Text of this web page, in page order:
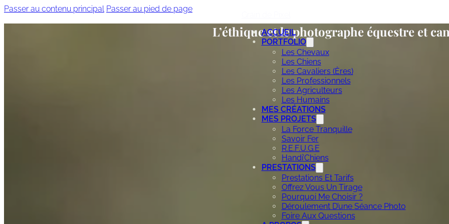
Passer au contenu principal Passer au pied de page
ACCUEIL
PORTFOLIO
Les Chevaux
Les Chiens
Les Cavaliers (ères)
Les Professionnels
Les Agriculteurs
Les Humains
MES CRÉATIONS
MES PROJETS
La Force Tranquille
Savoir Fer
R.E.F.U.G.E
Handi’Chiens
PRESTATIONS
Prestations Et Tarifs
Offrez Vous Un Tirage
Pourquoi Me Choisir ?
Déroulement D’une Séance Photo
Foire Aux Questions
L’éthique et le photographe équestre et